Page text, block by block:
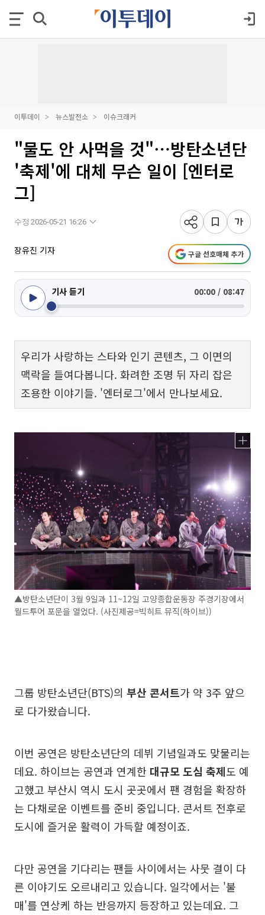
이투데이 뉴스발전소 이슈크래커
"물도 안 사먹을 것"⋯방탄소년단
'축제'에 대체 무슨 일이 [엔터로
그]
수정 2026-05-21 16:26
장유진 기자 구글 선호매체 추가
기사 듣기 00:00 / 08:47
우리가 사랑하는 스타와 인기 콘텐츠, 그 이면의
맥락을 들여다봅니다. 화려한 조명 뒤 자리 잡은
조용한 이야기들. '엔터로그'에서 만나보세요.
▲방탄소년단이 3월 9일과 11~12일 고양종합운동장 주경기장에서
월드투어 포문을 열었다. (사진제공=빅히트 뮤직(하이브))
그룹 방탄소년단(BTS)의 부산 콘서트가 약 3주 앞으
로 다가왔습니다.
이번 공연은 방탄소년단의 데뷔 기념일과도 맞물리는
데요. 하이브는 공연과 연계한 대규모 도심 축제도 예
고했고 부산시 역시 도시 곳곳에서 팬 경험을 확장하
는 다채로운 이벤트를 준비 중입니다. 콘서트 전후로
도시에 즐거운 활력이 가득할 예정이죠.
다만 공연을 기다리는 팬들 사이에서는 사뭇 결이 다
른 이야기도 오르내리고 있습니다. 일각에서는 '불
매'를 연상케 하는 반응까지 등장하고 있는데요. 그